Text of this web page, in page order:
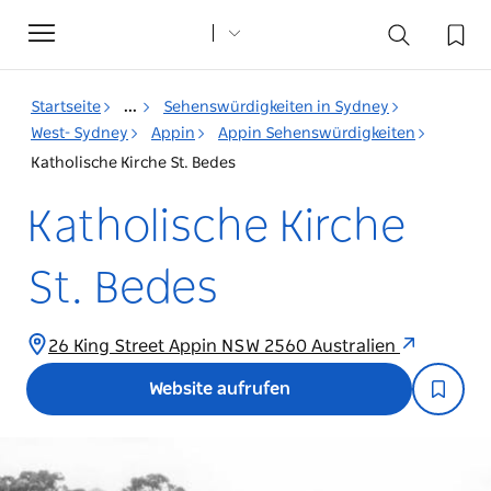
Toggle
navigation
Startseite ...
Sehenswürdigkeiten in Sydney
West- Sydney
Appin
Appin Sehenswürdigkeiten
Katholische Kirche St. Bedes
Katholische Kirche
St. Bedes
26 King Street Appin NSW 2560 Australien
Website aufrufen